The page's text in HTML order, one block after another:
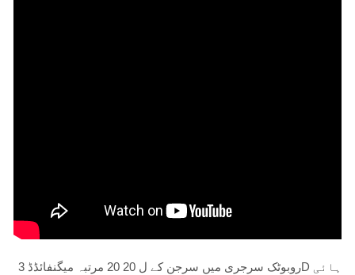
روبوٹک سرجری میں سرجن کے ل 20 20 مرتبہ میگنفائڈڈ 3D ہائی